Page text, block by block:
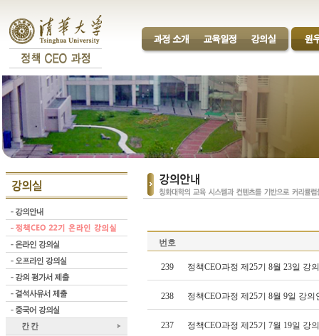
번호
239 정책CEO과정 제25기 8월 23일 강
238 정책CEO과정 제25기 8월 9일 강
237 정책CEO과정 제25기 7월 19일 강